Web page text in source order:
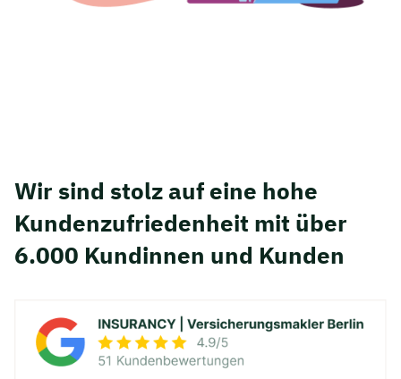
Wir sind stolz auf eine hohe
Kunden­zufriedenheit mit über
6.000 Kundinnen und Kunden